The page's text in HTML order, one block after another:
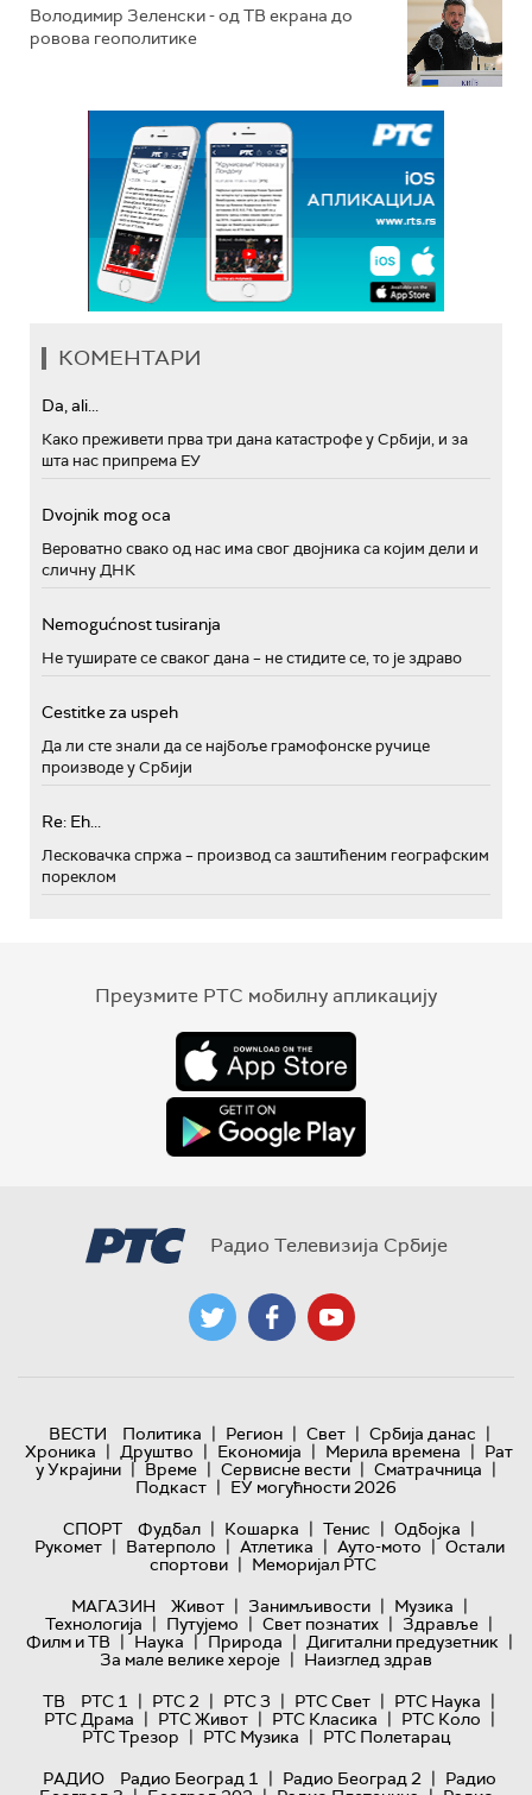
Володимир Зеленски - од ТВ екрана до
ровова геополитике
КОМЕНТАРИ
Da, ali...
Како преживети прва три дана катастрофе у Србији, и за
шта нас припрема ЕУ
Dvojnik mog oca
Вероватно свако од нас има свог двојника са којим дели и
сличну ДНК
Nemogućnost tusiranja
Не туширате се сваког дана – не стидите се, то је здраво
Cestitke za uspeh
Да ли сте знали да се најбоље грамофонске ручице
производе у Србији
Re: Eh...
Лесковачка спржа – производ са заштићеним географским
пореклом
Преузмите РТС мобилну апликацију
Радио Телевизија Србије
ВЕСТИ Политика | Регион | Свет | Србија данас |
Хроника | Друштво | Економија | Мерила времена | Рат
у Украјини | Време | Сервисне вести | Сматрачница |
Подкаст | ЕУ могућности 2026
СПОРТ
Фудбал | Кошарка | Тенис | Одбојка |
Рукомет | Ватерполо | Атлетика | Ауто-мото | Остали
спортови | Меморијал РТС
МАГАЗИН
Живот | Занимљивости | Музика |
Технологијa | Путујемо | Свет познатих | Здравље |
Филм и ТВ | Наука | Природа | Дигитални предузетник |
За мале велике хероје | Наизглед здрав
ТВ
РТС 1 | РТС 2 | РТС 3 | РТС Свет | РТС Наука |
РТС Драма | РТС Живот | РТС Класика | РТС Коло |
РТС Трезор | РТС Музика | РТС Полетарац
РАДИО
Радио Београд 1 | Радио Београд 2 | Радио